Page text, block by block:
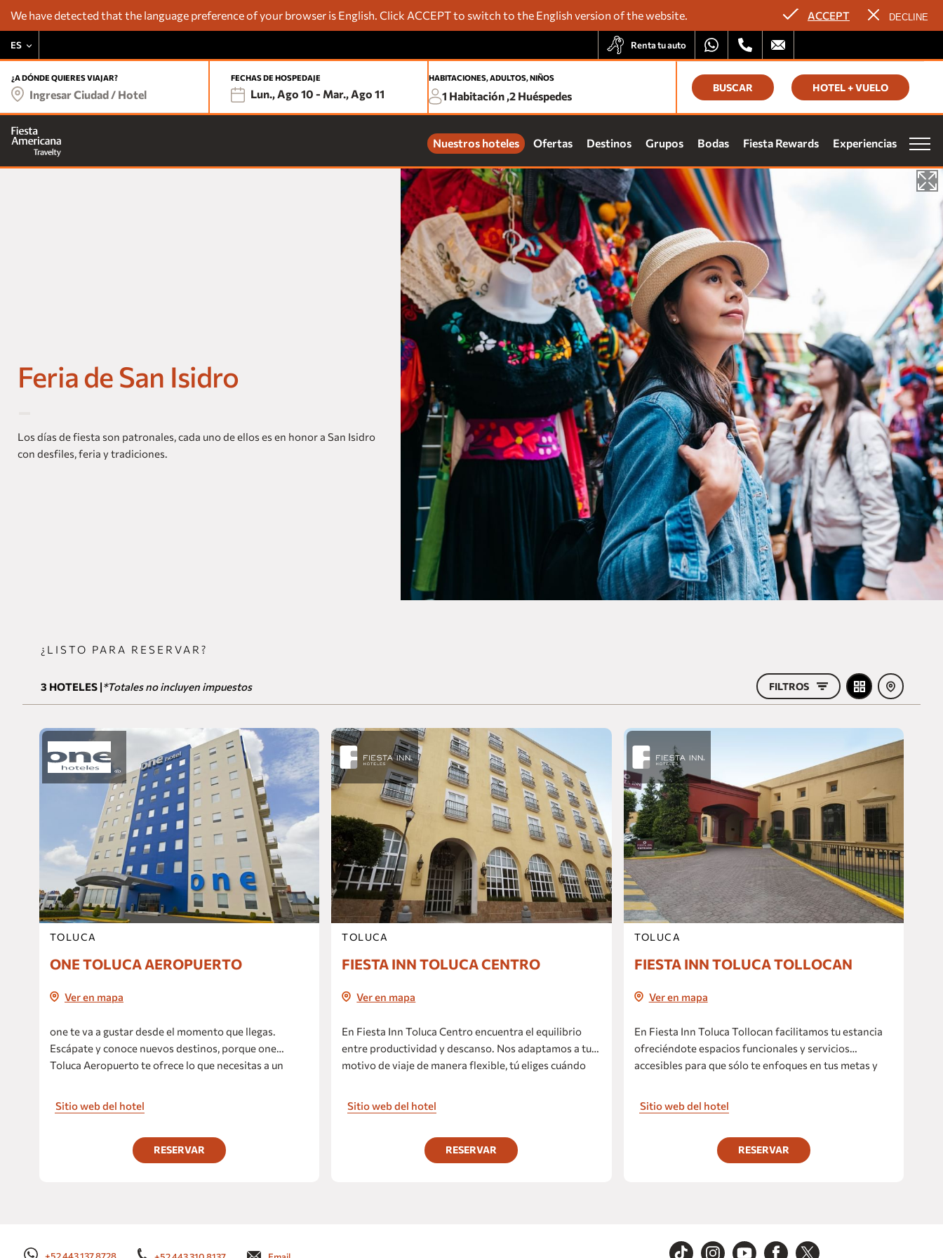
ES Renta tu auto
Tarifa preferencial
Promociones exclusivas
Acumulación de puntos
Noches gratis
Acceso a eventos especiales
ÚNETE
¿A DÓNDE QUIERES VIAJAR?
Ingresar Ciudad / Hotel
FECHAS DE HOSPEDAJE
Lun., Ago 10 - Mar., Ago 11
HABITACIONES, ADULTOS, NIÑOS
1 Habitación ,2 Huéspedes
BUSCAR HOTEL + VUELO
Nuestros hoteles
ACAPULCO
Fiesta Americana Acapulco Villas
one Acapulco Costera
one Acapulco Diamante
AGUASCALIENTES
Fiesta Americana Aguascalientes
Fiesta Inn Express Aguascalientes
one Aguascalientes San Marcos
Fiesta Inn Aguascalientes Patio
one Aguascalientes Sur
Fiesta Americana Cancún Villas
Fiesta Americana Condesa Cancún All
Live Aqua Cancún ( Solo Adultos)
Grand Fiesta Americana Coral Beach
Cancún All Inclusive Spa Resort
Fiesta Inn Cancún Las Américas
Fiesta Inn Chetumal
CHIHUAHUA
Fiesta Inn Express Chihuahua
Fiesta Inn Chihuahua Fashion Mall
one Chihuahua Fashion Mall
one Chihuahua Norte
CIUDAD DE MÉXICO
Fiesta Americana Reforma Ciudad de
México
Fiesta Americana México Satélite
Fiesta Americana México Toreo
Live Aqua Ciudad de México Bosques
Grand Fiesta Americana Chapultepec
Fiesta Inn Insurgentes Sur
Fiesta Inn Insurgentes Viaducto
Fiesta Inn Ecatepec
Ver hoteles de todas nuestras
Ofertas Destinos Grupos Bodas Fiesta Rewards Experiencias
Blog
Próximas Aperturas
Dog Friendly
We have detected that the language preference of your browser is English. Click ACCEPT to switch to the English version of the website. ACCEPT DECLINE
Feria de San Isidro
Los días de fiesta son patronales, cada uno de ellos es en honor a San Isidro
con desfiles, feria y tradiciones.
¿LISTO PARA RESERVAR?
3 HOTELES *Totales no incluyen impuestos FILTROS
TOLUCA
ONE TOLUCA AEROPUERTO
Ver en mapa
one te va a gustar desde el momento que llegas.
Escápate y conoce nuevos destinos, porque one
Toluca Aeropuerto te ofrece lo que necesitas a un
Sitio web del hotel
RESERVAR
TOLUCA
FIESTA INN TOLUCA CENTRO
Ver en mapa
En Fiesta Inn Toluca Centro encuentra el equilibrio
entre productividad y descanso. Nos adaptamos a tu
motivo de viaje de manera flexible, tú eliges cuándo
Sitio web del hotel
RESERVAR
TOLUCA
FIESTA INN TOLUCA TOLLOCAN
Ver en mapa
En Fiesta Inn Toluca Tollocan facilitamos tu estancia
ofreciéndote espacios funcionales y servicios
accesibles para que sólo te enfoques en tus metas y
industriales más importantes de la Ciudad y justo
más grandes de la Ciudad.
Sitio web del hotel
RESERVAR
+52 443 137 8728